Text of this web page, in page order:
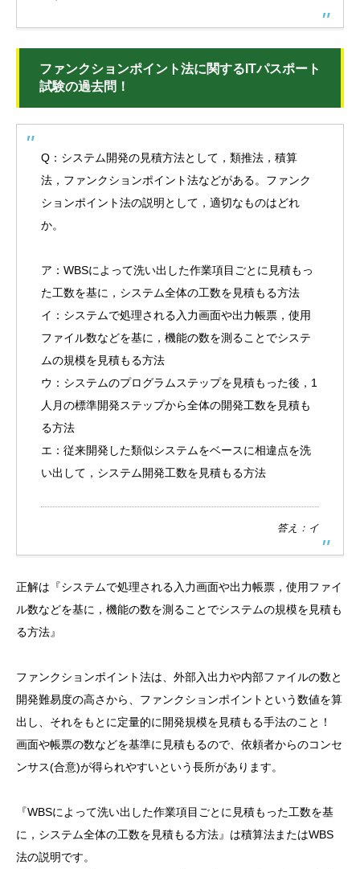
ファンクションポイント法に関するITパスポート
試験の過去問！
Q：システム開発の見積方法として，類推法，積算
法，ファンクションポイント法などがある。ファンク
ションポイント法の説明として，適切なものはどれ
か。
ア：WBSによって洗い出した作業項目ごとに見積もっ
た工数を基に，システム全体の工数を見積もる方法
イ：システムで処理される入力画面や出力帳票，使用
ファイル数などを基に，機能の数を測ることでシステ
ムの規模を見積もる方法
ウ：システムのプログラムステップを見積もった後，1
人月の標準開発ステップから全体の開発工数を見積も
る方法
エ：従来開発した類似システムをベースに相違点を洗
い出して，システム開発工数を見積もる方法
答え：イ
正解は『システムで処理される入力画面や出力帳票，使用ファイ
ル数などを基に，機能の数を測ることでシステムの規模を見積も
る方法』
ファンクションポイント法は、外部入出力や内部ファイルの数と
開発難易度の高さから、ファンクションポイントという数値を算
出し、それをもとに定量的に開発規模を見積もる手法のこと！
画面や帳票の数などを基準に見積もるので、依頼者からのコンセ
ンサス(合意)が得られやすいという長所があります。
『WBSによって洗い出した作業項目ごとに見積もった工数を基
に，システム全体の工数を見積もる方法』は積算法またはWBS
法の説明です。